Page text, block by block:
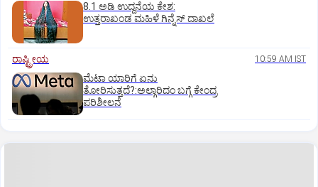
8.1 ಅಡಿ ಉದ್ದನೆಯ ಕೇಶ:
ಉತ್ತರಾಖಂಡ ಮಹಿಳೆ ಗಿನ್ನೆಸ್‌ ದಾಖಲೆ
ರಾಷ್ಟ್ರೀಯ 10:59 AM IST
ಮೆಟಾ ಯಾರಿಗೆ ಏನು
ತೋರಿಸುತ್ತದೆ?:ಅಲ್ಗಾರಿದಂ ಬಗ್ಗೆ ಕೇಂದ್ರ
ಪರಿಶೀಲನೆ